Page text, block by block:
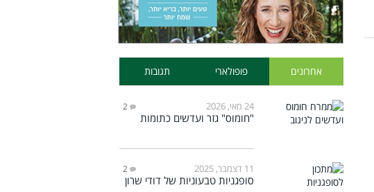
אחרונים פופולארי תגובות
24 מאי, 2026 2
"חומוס" גזר ועדשים כתומות
11 דצמבר, 2025 2
סופגניות טבעוניות של דודי שרון